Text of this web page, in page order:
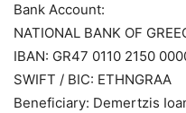
Bank Account:
NATIONAL BANK OF
IBAN: GR47 0110 2150
SWIFT / BIC: ETHNGRAA
Beneficiary: Demertzis